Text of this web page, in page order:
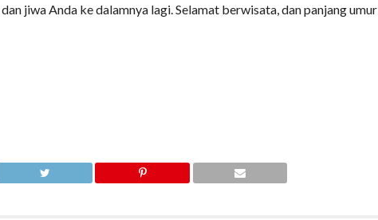
jiwa Anda ke dalamnya lagi. Selamat berwisata, dan panjang umur